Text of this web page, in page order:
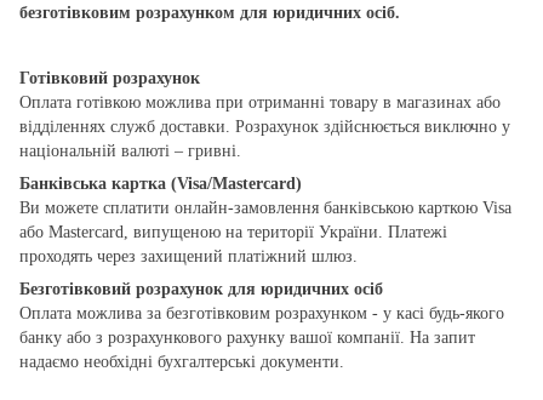
безготівковим розрахунком для юридичних осіб.
Готівковий розрахунок
Оплата готівкою можлива при отриманні товару в магазинах або
відділеннях служб доставки. Розрахунок здійснюється виключно у
національній валюті – гривні.
Банківська картка (Visa/Mastercard)
Ви можете сплатити онлайн-замовлення банківською карткою Visa
або Mastercard, випущеною на території України. Платежі
проходять через захищений платіжний шлюз.
Безготівковий розрахунок для юридичних осіб
Оплата можлива за безготівковим розрахунком - у касі будь-якого
банку або з розрахункового рахунку вашої компанії. На запит
надаємо необхідні бухгалтерські документи.